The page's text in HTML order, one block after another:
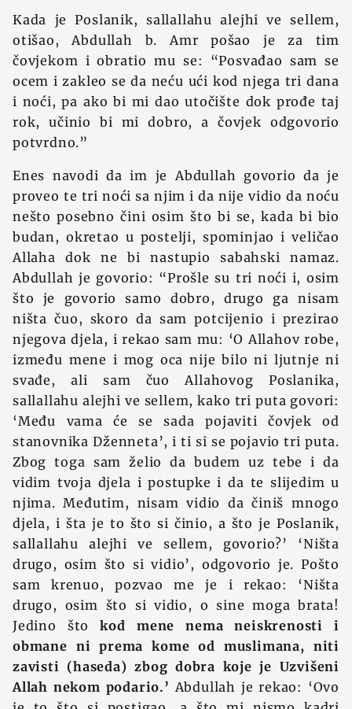
Kada je Poslanik, sallallahu alejhi ve sellem,
otišao, Abdullah b. Amr pošao je za tim
čovjekom i obratio mu se: “Posvađao sam se
ocem i zakleo se da neću ući kod njega tri dana
i noći, pa ako bi mi dao utočište dok prođe taj
rok, učinio bi mi dobro, a čovjek odgovorio
potvrdno.”
Enes navodi da im je Abdullah govorio da je
proveo te tri noći sa njim i da nije vidio da noću
nešto posebno čini osim što bi se, kada bi bio
budan, okretao u postelji, spominjao i veličao
Allaha dok ne bi nastupio sabahski namaz.
Abdullah je govorio: “Prošle su tri noći i, osim
što je govorio samo dobro, drugo ga nisam
ništa čuo, skoro da sam potcijenio i prezirao
njegova djela, i rekao sam mu: ‘O Allahov robe,
između mene i mog oca nije bilo ni ljutnje ni
svađe, ali sam čuo Allahovog Poslanika,
sallallahu alejhi ve sellem, kako tri puta govori:
‘Među vama će se sada pojaviti čovjek od
stanovnika Dženneta’, i ti si se pojavio tri puta.
Zbog toga sam želio da budem uz tebe i da
vidim tvoja djela i postupke i da te slijedim u
njima. Međutim, nisam vidio da činiš mnogo
djela, i šta je to što si činio, a što je Poslanik,
sallallahu alejhi ve sellem, govorio?’ ‘Ništa
drugo, osim što si vidio’, odgovorio je. Pošto
sam krenuo, pozvao me je i rekao: ‘Ništa
drugo, osim što si vidio, o sine moga brata!
Jedino štokod mene nema neiskrenosti i
obmane ni prema kome od muslimana, niti
zavisti (haseda) zbog dobra koje je Uzvišeni
Allah nekom podario.’ Abdullah je rekao: ‘Ovo